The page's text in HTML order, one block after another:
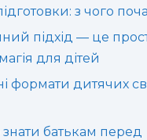
з чого
підхід — це
для дітей
формати дитячих
батькам перед